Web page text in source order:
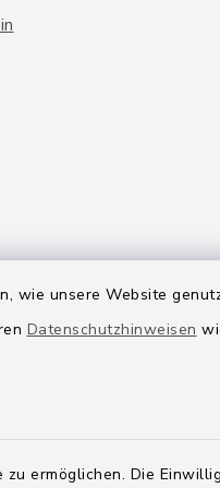
wie unsere Website
Datenschutzhinweisen
ermöglichen. Die